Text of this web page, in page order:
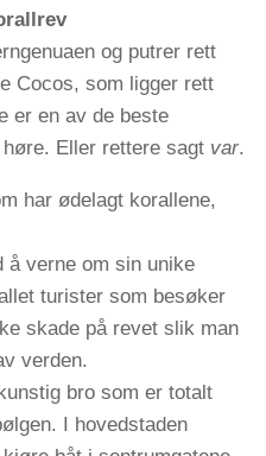
og putrer rett
Cocos, som ligger rett
er en av de beste
Eller rettere sagt var.
har ødelagt korallene,
å verne om sin unike
turister som besøker
skade på revet slik man
verden.
bro som er totalt
I hovedstaden